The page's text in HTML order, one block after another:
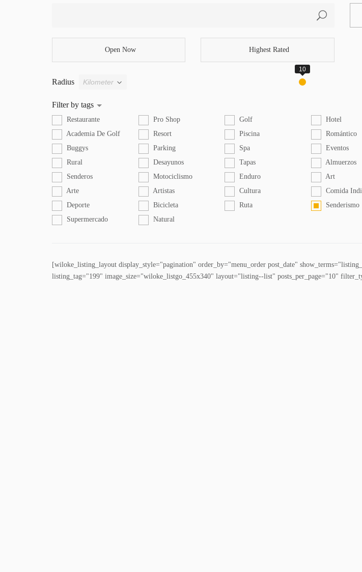
Open Now Highest Rated
Radius
Filter by tags
Restaurante Pro Shop Golf Hotel
Academia De Golf
Resort Piscina Romántico
Buggys
Parking Spa Eventos
Rural
Desayunos Tapas Almuerzos
Senderos
Motociclismo Enduro Art
Arte
Artistas Cultura Comida
Deporte
Bicicleta Ruta Senderismo
Supermercado
Natural
[wiloke_listing_layout display_style="pagination" order_by="menu_order post_date"
listing_tag="199" image_size="wiloke_listgo_455x340" layout="listing--list" posts_per_page="10"